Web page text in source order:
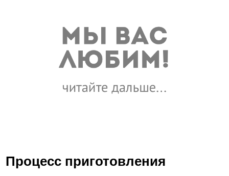
Процесс приготовления